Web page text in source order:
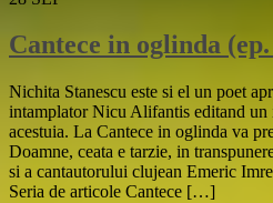
Cantece in oglinda
Nichita Stanescu este si el un poet
intamplator Nicu Alifantis editand un
acestuia. La Cantece in oglinda va
Doamne, ceata e tarzie, in
si a cantautorului clujean Emeric
Seria de articole Cantece […]